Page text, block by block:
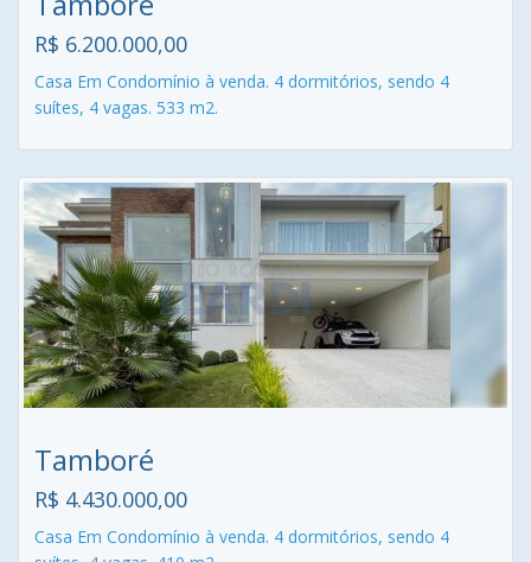
R$ 6.200.000,00
Casa Em Condomínio à venda. 4 dormitórios, sendo 4
suítes, 4 vagas. 533 m2.
Tamboré
R$ 4.430.000,00
Casa Em Condomínio à venda. 4 dormitórios, sendo 4